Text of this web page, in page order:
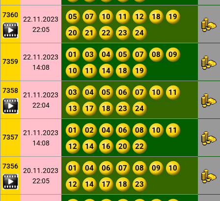
7360
22.11.2023
22:05
05 07 10 11 12 18
19
20
21 22 23 24
7359
22.11.2023
14:08
01 03 04 05 07 08
09
10
11 14 18 19
7358
21.11.2023
22:04
03 04 05 06 07 10
11
13
17 18 23 24
7357
21.11.2023
14:08
01 02 04 06 08 10
11
12
14 16 20 22
7356
20.11.2023
22:05
01 04 06 07 08 09
10
12
14 17 18 23